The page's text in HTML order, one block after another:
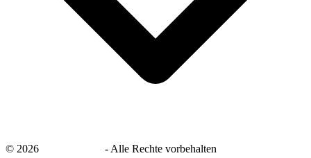
© 2026 -Alle Rechte vorbehalten